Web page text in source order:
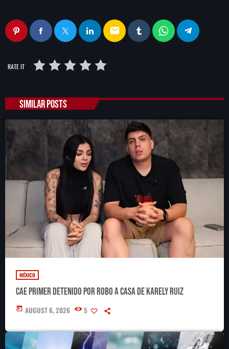
email
RATE IT
SIMILAR POSTS
MÉXICO
Cae primer detenido por robo a casa de Karely Ruiz
today AUGUST 6, 2026 5